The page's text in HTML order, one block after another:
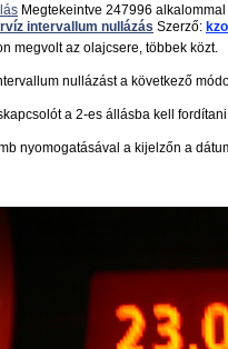
Megtekeintve 247996 alkalommal
intervallum nullázás Szerző:
megvolt az olajcsere, többek közt.
nullázást a következő
a 2-es állásba kell
nyomogatásával a kijelzőn a